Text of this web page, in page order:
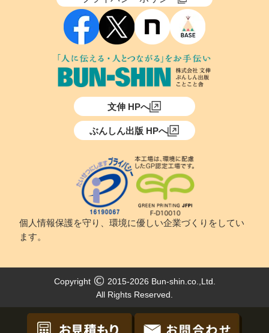
文伸 HPへ
ぶんしん出版 HPへ
個人情報保護を守り、環境に優しい企業づくりをしてい
ます。
Copyright
2015-2026 Bun-shin.co.,Ltd.
All Rights Reserved.